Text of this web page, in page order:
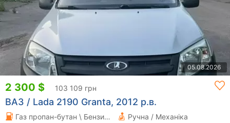
05.08.2026
2 300 $ 103 109 грн
ВАЗ / Lada 2190 Granta, 2012 р.в.
Газ пропан-бутан \ Бензин 1.6 л.
Ручна / Механіка